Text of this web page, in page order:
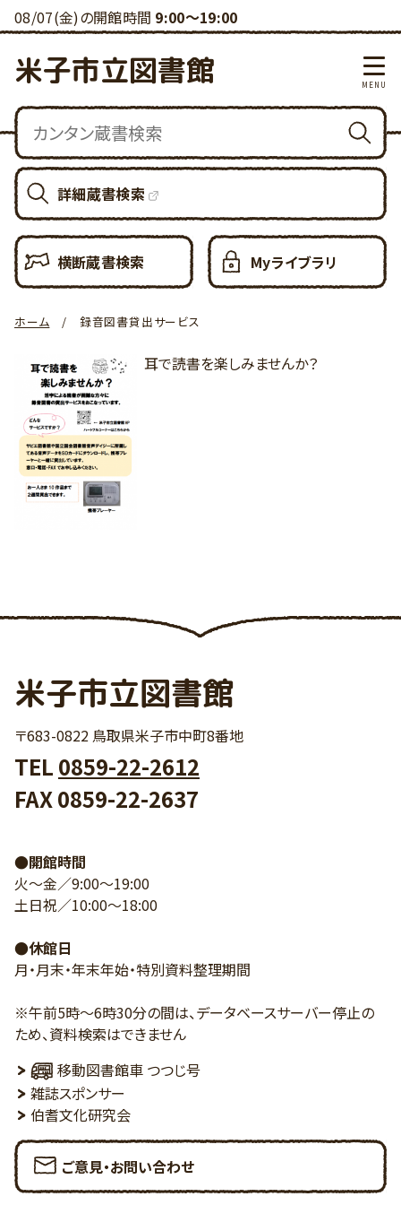
08/07(金)の開館時間 9:00～19:00
米子市立図書館
詳細蔵書検索
横断蔵書検索 Myライブラリ
ホーム 録音図書貸出サービス
耳で読書を楽しみませんか？
米子市立図書館
〒683-0822 鳥取県米子市中町8番地
TEL 0859-22-2612
FAX 0859-22-2637
●開館時間
火～金／9:00～19:00
土日祝／10:00～18:00
●休館日
月・月末・年末年始・特別資料整理期間
※午前5時～6時30分の間は、データベースサーバー停止の
ため、資料検索はできません
移動図書館車 つつじ号
雑誌スポンサー
伯耆文化研究会
ご意見・お問い合わせ